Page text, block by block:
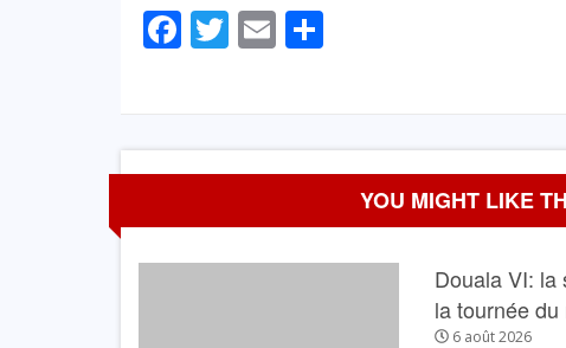
Facebook
Twitter
Email
YOU MIGHT LIKE
Douala VI:
la tournée
6 août 2026